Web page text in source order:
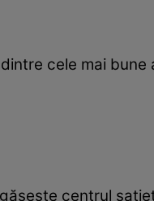
cele mai
centrul